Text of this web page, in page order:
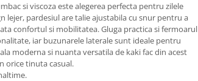
si viscoza este alegerea perfecta pentru zilele
lejer, pardesiul are talie ajustabila cu snur pentru a
confortul si mobilitatea. Gluga practica si fermoarul
iar buzunarele laterale sunt ideale pentru
moderna si nuanta versatila de kaki fac din acest
orice tinuta casual.